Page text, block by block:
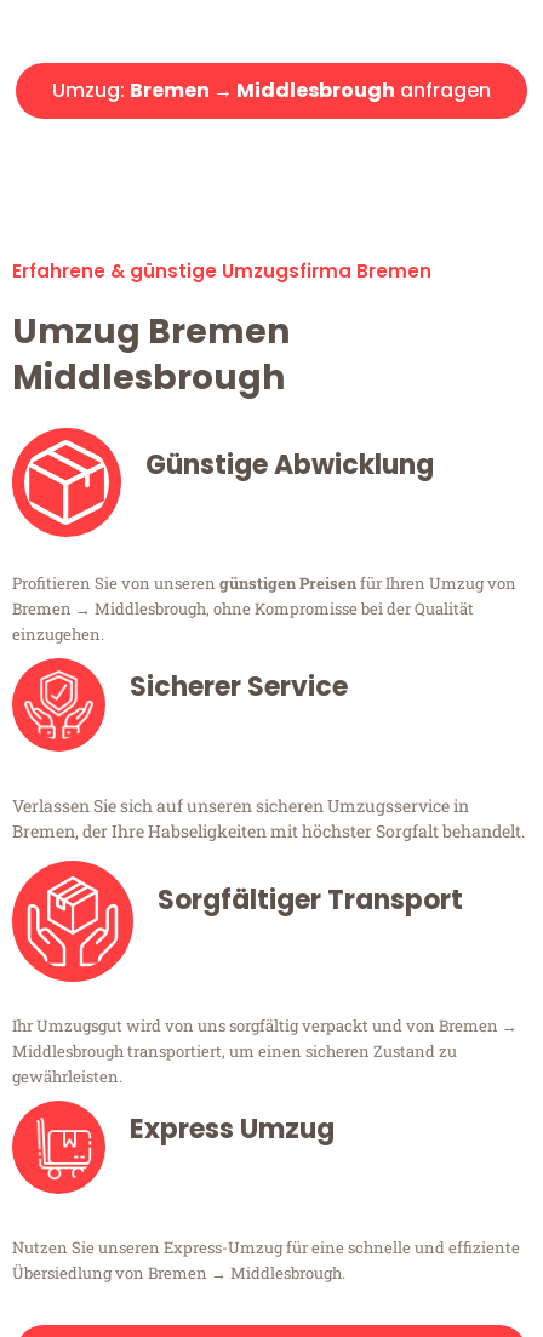
Umzug: Bremen → Middlesbrough anfragen
Erfahrene & günstige Umzugsfirma Bremen
Umzug Bremen
Middlesbrough
Günstige Abwicklung
Profitieren Sie von unseren günstigen Preisenfür Ihren Umzug von
Bremen → Middlesbrough, ohne Kompromisse bei der Qualität
einzugehen.
Sicherer Service
Verlassen Sie sich auf unseren sicheren Umzugsservice in
Bremen, der Ihre Habseligkeiten mit höchster Sorgfalt behandelt.
Sorgfältiger Transport
Ihr Umzugsgut wird von uns sorgfältig verpackt und von Bremen →
Middlesbrough transportiert, um einen sicheren Zustand zu
gewährleisten.
Express Umzug
Nutzen Sie unseren Express-Umzug für eine schnelle und effiziente
Übersiedlung von Bremen → Middlesbrough.